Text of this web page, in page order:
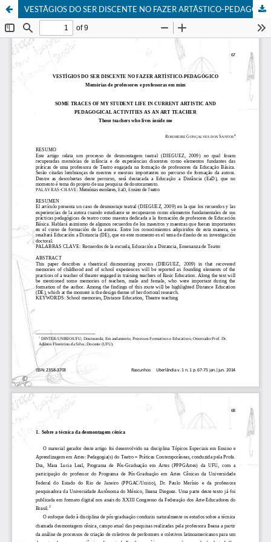
VESTÃGIOS DO SER DISCENTE NO FAZER ARTÃSTICO-PEDAGÓGICO: Memórias de professores e professoras em mim